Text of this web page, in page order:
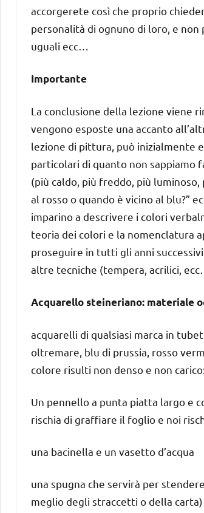
accorgerete così che proprio
personalità di ognuno di loro, e
uguali ecc…
Importante
La conclusione della lezione viene
vengono esposte una accanto
lezione di pittura, può inizialmente
particolari di quanto non sappiamo
(più caldo, più freddo, più
al rosso o quando è vicino al blu?”
imparino a descrivere i colori
teoria dei colori e la nomenclatura
proseguire in tutti gli anni
altre tecniche (tempera, acrilici,
Acquarello steineriano: materiale
acquarelli di qualsiasi marca in
oltremare, blu di prussia, rosso
colore risulti non denso e non
Un pennello a punta piatta largo e
rischia di graffiare il foglio e noi
una bacinella e un vasetto d’acqua
una spugna che servirà per
meglio degli straccetti o della carta)